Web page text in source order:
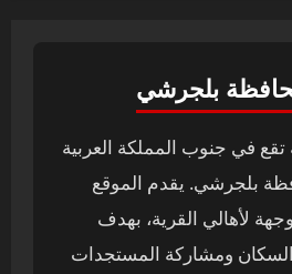
بلجرشي
في جنوب المملكة العربية
بلجرشي. يقدم الموقع
لأهالي القرية، بهدف
السكان ومشاركة المستجدات